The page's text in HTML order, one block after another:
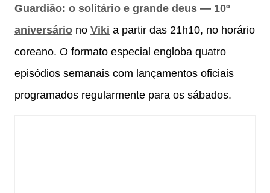
Guardião: o solitário e grande deus — 10º
aniversário no Viki a partir das 21h10, no horário
coreano. O formato especial engloba quatro
episódios semanais com lançamentos oficiais
programados regularmente para os sábados.